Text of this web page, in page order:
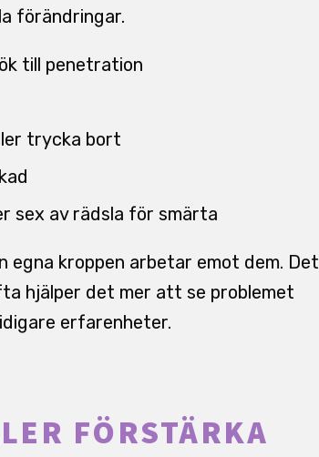
förändringar.
till penetration
trycka bort
sex av rädsla för smärta
kroppen arbetar emot dem. Det
hjälper det mer att se problemet
erfarenheter.
FÖRSTÄRKA